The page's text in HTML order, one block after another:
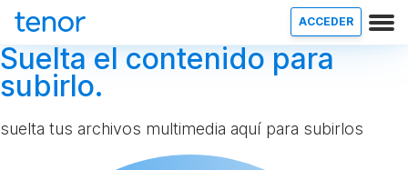
ACCEDER
Suelta el contenido para
subirlo.
suelta tus archivos multimedia aquí para subirlos